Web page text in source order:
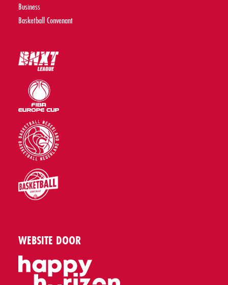
Business
Basketball Convenant
WEBSITE DOOR